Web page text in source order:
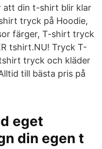
att din t-shirt blir klar
tryck på Hoodie,
färger, T-shirt tryck
tshirt.NU! Tryck T-
tryck och kläder
till bästa pris på
eget
din egen t